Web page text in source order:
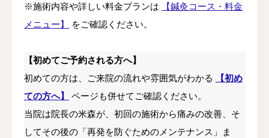
※施術内容や詳しい料金プランは
【鍼灸コース・料金
メニュー】
をご確認ください。
【初めてご予約される方へ】
初めての方は、ご来院の流れや雰囲気がわかる
【初め
ての方へ】
ページも併せてご確認ください。
当院は院長の米森が、初回の施術から痛みの改善、そ
してその後の「再発を防ぐためのメンテナンス」ま